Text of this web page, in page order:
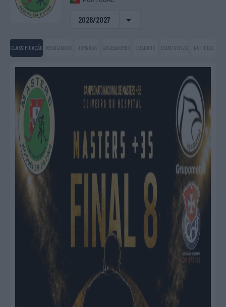
2026/2027
CLASSIFICAÇÃO RESULTADOS JORNADA GOLEADORES QUADROS ESTATÍSTICAS NOTICIAS